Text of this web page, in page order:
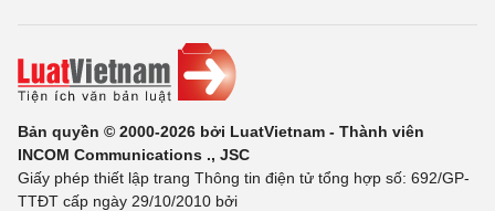
Bản quyền © 2000-2026 bởi LuatVietnam - Thành viên
INCOM Communications ., JSC
Giấy phép thiết lập trang Thông tin điện tử tổng hợp số: 692/GP-
TTĐT cấp ngày 29/10/2010 bởi